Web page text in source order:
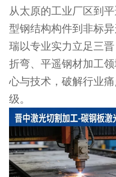
从太原的工业厂区到
型钢结构构件到非标
瑞以专业实力立足三
折弯、平遥钢材加工
心与技术，破解行业
级。